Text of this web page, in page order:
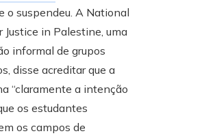
o suspendeu. A National
Justice in Palestine, uma
informal de grupos
disse acreditar que a
“claramente a intenção
os estudantes
os campos de